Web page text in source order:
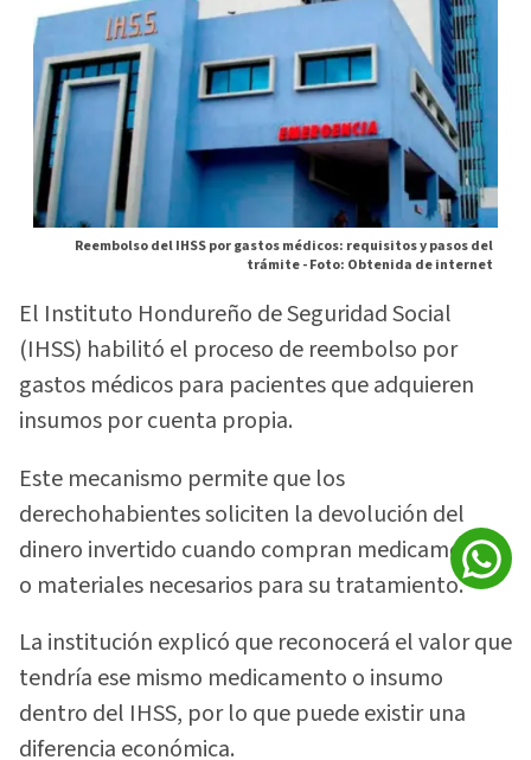
Reembolso del IHSS por gastos médicos: requisitos y pasos del
trámite -Foto: Obtenida de internet
El Instituto Hondureño de Seguridad Social
(IHSS) habilitó el proceso de reembolso por
gastos médicos para pacientes que adquieren
insumos por cuenta propia.
Este mecanismo permite que los
derechohabientes soliciten la devolución del
dinero invertido cuando compran medicamentos
o materiales necesarios para su tratamiento.
La institución explicó que reconocerá el valor que
tendría ese mismo medicamento o insumo
dentro del IHSS, por lo que puede existir una
diferencia económica.